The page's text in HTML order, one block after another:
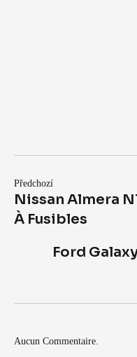
Předchozí
Nissan Almera
À Fusibles
Ford
Aucun Commentaire.